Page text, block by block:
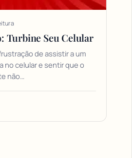
Turbine Seu Celular
de assistir a um
no celular e sentir que o
não…